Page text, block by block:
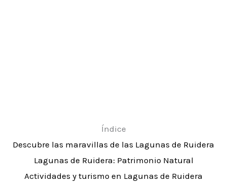
Índice
Descubre las maravillas de las Lagunas de Ruidera
Lagunas de Ruidera: Patrimonio Natural
Actividades y turismo en Lagunas de Ruidera